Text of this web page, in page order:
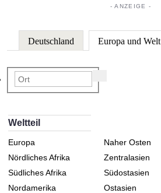
Deutschland Europa und Welt
Weltteil
Europa
Naher Osten
Nördliches Afrika
Zentralasien
Südliches Afrika
Südostasien
Nordamerika
Ostasien